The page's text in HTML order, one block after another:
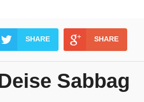
SHARE SHARE
Sabbag